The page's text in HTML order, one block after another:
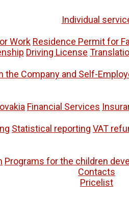
Individual
Work Residence Permit for
Driving License
the Company and Self-
Financial Services
Statistical reporting VAT
Programs for the children
Contacts
Pricelist